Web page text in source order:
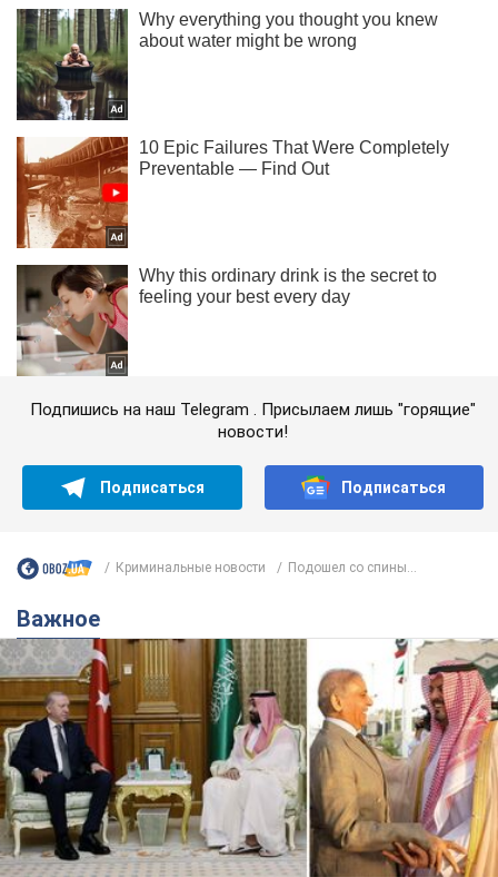
Подпишись на наш Telegram . Присылаем лишь "горящие"
новости!
Подписаться Подписаться
Криминальные новости Подошел со спины...
Важное